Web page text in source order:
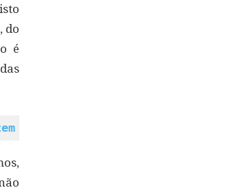
do
é
manuais para entender o coração